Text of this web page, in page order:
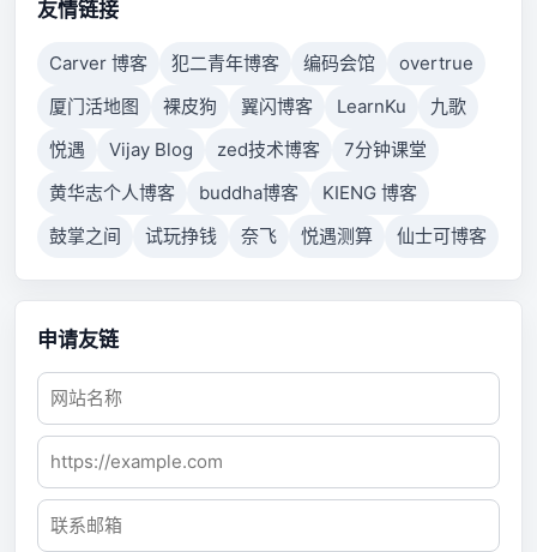
to respond.
友情链接
Carver 博客 犯二青年博客 编码会馆
overtrue
厦门活地图
裸皮狗 翼闪博客 LearnKu
九歌
悦遇
Vijay Blog zed技术博客
7分钟课堂
黄华志个人博客
buddha博客
KIENG 博客
鼓掌之间
试玩挣钱 奈飞 悦遇测算 仙士可博客
申请友链